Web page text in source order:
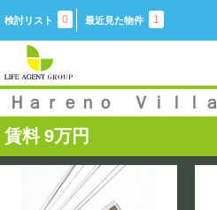
検討リスト 0 最近見た物件 1
Ｈａｒｅｎｏ Ｖｉｌｌａ
賃料 9万円